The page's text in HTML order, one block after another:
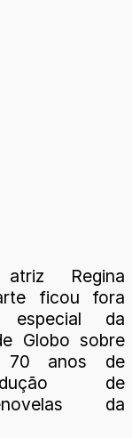
Regina
ficou fora
especial da
Globo sobre
70 anos de
de
da